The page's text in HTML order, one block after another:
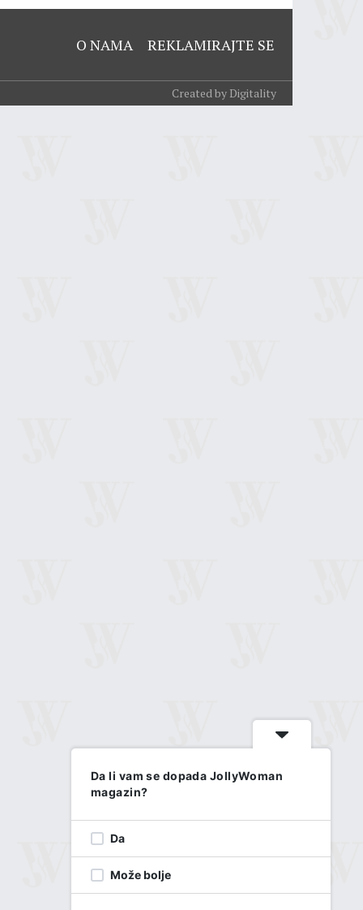
O NAMA REKLAMIRAJTE SE
Created by Digitality
Da li vam se dopada JollyWoman
magazin?
Da
Može bolje